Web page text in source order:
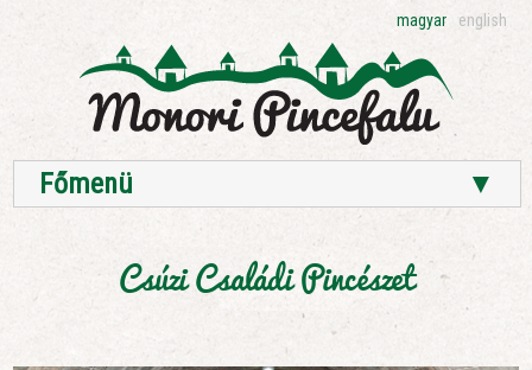
magyar english
Főmenü ▼
Csúzi Családi Pincészet